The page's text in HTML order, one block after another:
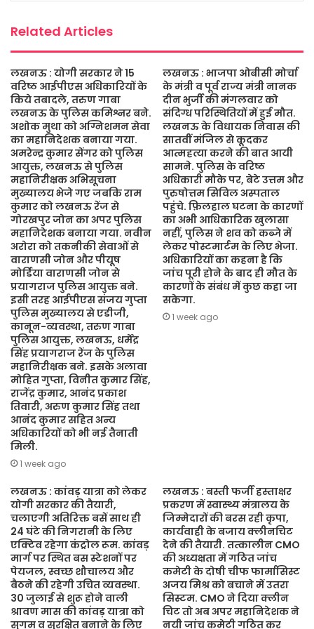
Related Articles
लखनऊ : योगी सरकार ने 15
वरिष्ठ आईपीएस अधिकारियों के
किये तबादले, तरुण गाबा
लखनऊ के पुलिस कमिश्नर बने.
अशोक मुथा को अग्निशमन सेवा
का महानिदेशक बनाया गया.
अमरेन्द्र कुमार सेंगर को पुलिस
आयुक्त, लखनऊ से पुलिस
महानिरीक्षक अभिसूचना
मुख्यालय भेजे गए जबकि राम
कुमार को लखनऊ रेंज से
गोरखपुर जोन का अपर पुलिस
महानिदेशक बनाया गया. नवीन
अरोरा को तकनीकी सेवाओं से
वाराणसी जोन और पीयूष
मोर्डिया वाराणसी जोन से
प्रयागराज पुलिस आयुक्त बने.
इसी तरह आईपीएस संजय गुप्ता
पुलिस मुख्यालय से एडीजी,
कानून-व्यवस्था, तरुण गाबा
पुलिस आयुक्त, लखनऊ, धर्मेंद्र
सिंह प्रयागराज रेंज के पुलिस
महानिरीक्षक बने. इसके अलावा
मोहित गुप्ता, विनीत कुमार सिंह,
राजेंद्र कुमार, आनंद प्रकाश
तिवारी, अरुण कुमार सिंह तथा
आनंद कुमार सहित अन्य
अधिकारियों को भी नई तैनाती
मिली.
1 week ago
लखनऊ : भाजपा ओबीसी मोर्चा
के मंत्री व पूर्व राज्य मंत्री नानक
दीन भुर्जी की मंगलवार को
संदिग्ध परिस्थितियों में हुई मौत.
लखनऊ के विधायक निवास की
सातवीं मंजिल से कूदकर
आत्महत्या करने की बात आयी
सामने. पुलिस के वरिष्ठ
अधिकारी मौके पर, बेटे उत्तम और
पुरुषोत्तम सिविल अस्पताल
पहुंचे. फ़िलहाल घटना के कारणों
का अभी आधिकारिक खुलासा
नहीं, पुलिस ने शव को कब्जे में
लेकर पोस्टमार्टम के लिए भेजा.
अधिकारियों का कहना है कि
जांच पूरी होने के बाद ही मौत के
कारणों के संबंध में कुछ कहा जा
सकेगा.
1 week ago
लखनऊ : कांवड़ यात्रा को लेकर
योगी सरकार की तैयारी,
चलाएगी अतिरिक्त बसें साथ ही
24 घंटे की निगरानी के लिए
एक्टिव रहेगा कंट्रोल रूम. कांवड़
मार्ग पर स्थित बस स्टेशनों पर
पेयजल, स्वच्छ शौचालय और
बैठने की रहेगी उचित व्यवस्था.
30 जुलाई से शुरू होने वाली
श्रावण मास की कांवड़ यात्रा को
सुगम व सुरक्षित बनाने के लिए
लखनऊ : बस्ती फर्जी हस्ताक्षर
प्रकरण में स्वास्थ्य मंत्रालय के
जिम्मेदारों की बरस रही कृपा,
कार्यवाही के बजाय क्लीनचिट
देने की तैयारी. तत्कालीन CMO
की अध्यक्षता में गठित जांच
कमेटी के दोषी चीफ फार्मासिस्ट
अजय मिश्र को बचाने में उतरा
सिस्टम. CMO ने दिया क्लीन
चिट तो अब अपर महानिदेशक ने
नयी जांच कमेटी गठित कर